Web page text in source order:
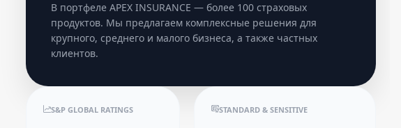
В портфеле APEX INSURANCE — более 100 страховых
продуктов. Мы предлагаем комплексные решения для
крупного, среднего и малого бизнеса, а также частных
клиентов.
S&P GLOBAL RATINGS STANDARD & SENSITIVE